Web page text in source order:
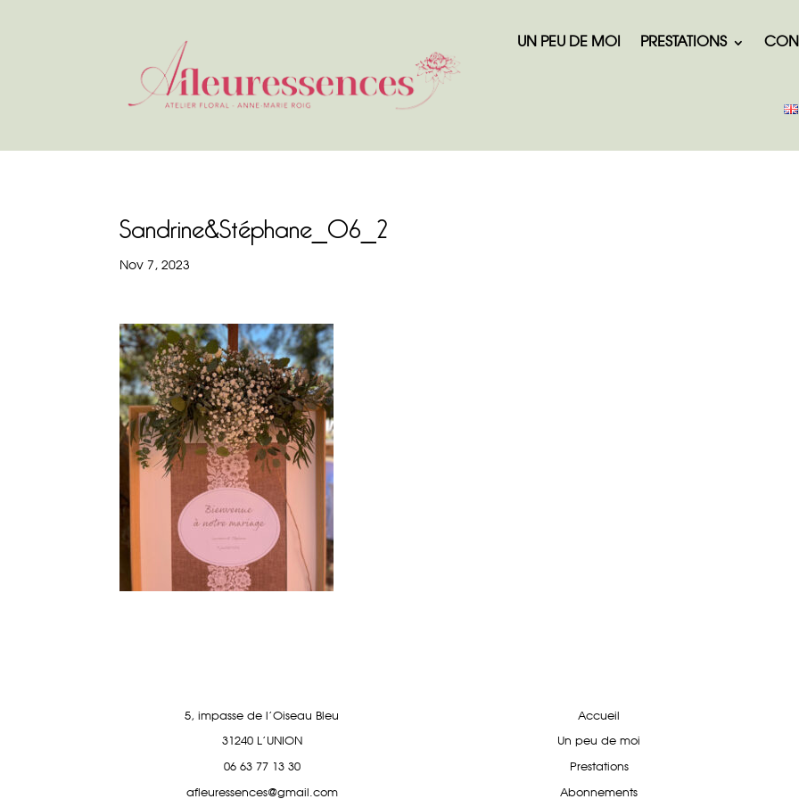
UN PEU DE MOI PRESTATIONS
Sandrine&Stéphane_06_2
Nov 7, 2023
5, impasse de l'Oiseau Bleu
31240 L'UNION
06 63 77 13 30
afleuressences@gmail.com
Accueil
Un peu de moi
Prestations
Abonnements